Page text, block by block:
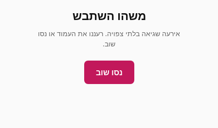
משהו השתבש
אירעה שגיאה בלתי צפויה. רעננו את העמוד או נסו
שוב.
נסו שוב